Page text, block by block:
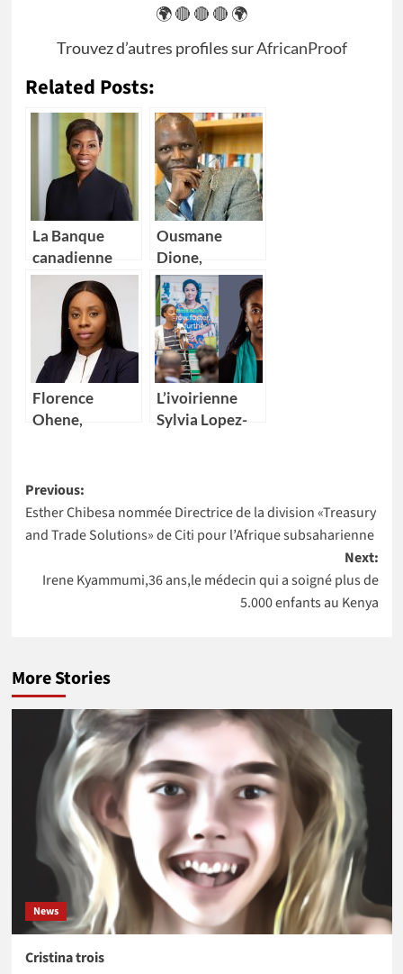
🌍 🔴 🔴 🔴 🌍
Trouvez d’autres profiles surAfricanProof
Related Posts:
La Banque
canadienne
impériale de
commerce
(CIBC) nomme
Kikelomo
Lawal comme
Vice-
présidente
Ousmane
Dione,
nouveau
Directeur pays
de la Banque
mondiale pour
4 pays Africains
Florence
Ohene,
générale d’IBM
Ghana
L’ivoirienne
Sylvia Lopez-
Nations Unies
au Maroc
Post
navigation
Previous:
Esther Chibesa nommée Directrice de la division «Treasury
and Trade Solutions» de Citi pour l’Afrique subsaharienne
Next:
Irene Kyammumi,36 ans,le médecin qui a soigné plus de
5.000 enfants au Kenya
More Stories
News
Cristina trois